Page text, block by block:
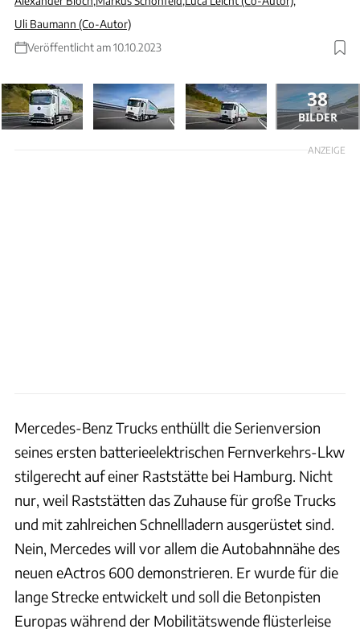
Uli Baumann (Co-Autor)
Veröffentlicht am 10.10.2023
38
BILDER
ANZEIGE
Mercedes-Benz Trucks enthüllt die Serienversion
seines ersten batterieelektrischen Fernverkehrs-Lkw
stilgerecht auf einer Raststätte bei Hamburg. Nicht
nur, weil Raststätten das Zuhause für große Trucks
und mit zahlreichen Schnellladern ausgerüstet sind.
Nein, Mercedes will vor allem die Autobahnnähe des
neuen eActros 600 demonstrieren. Er wurde für die
lange Strecke entwickelt und soll die Betonpisten
Europas während der Mobilitätswende flüsterleise